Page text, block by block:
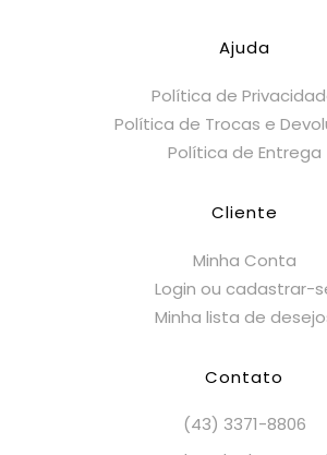
Ajuda
Política de
Política de Trocas e
Política de Entrega
Cliente
Minha Conta
Login ou cadastrar-
Minha lista de
Contato
(43) 3371-8806